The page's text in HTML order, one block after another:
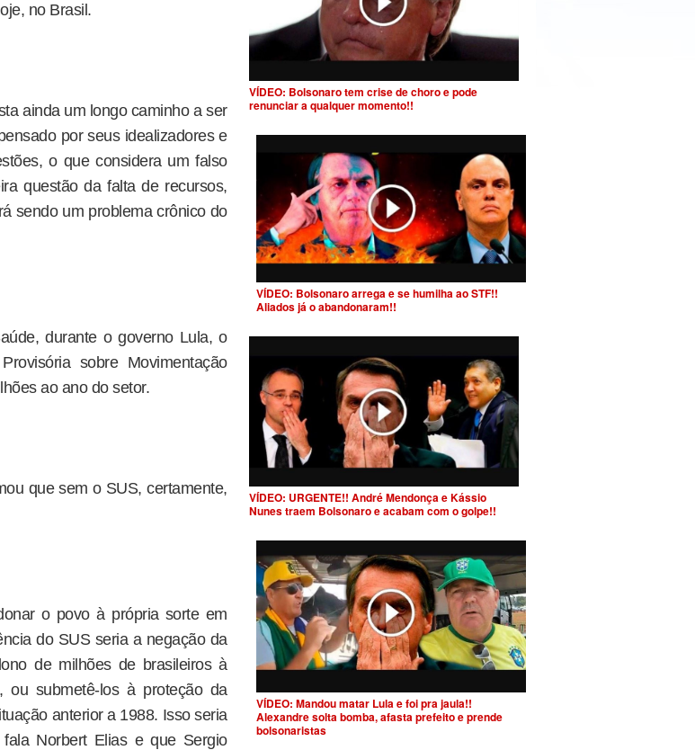
no Brasil.
ainda um longo caminho a ser
por seus idealizadores e
o que considera um falso
questão da falta de recursos,
sendo um problema crônico do
durante o governo Lula, o
sobre Movimentação
ao ano do setor.
que sem o SUS, certamente,
o povo à própria sorte em
do SUS seria a negação da
de milhões de brasileiros à
ou submetê-los à proteção da
anterior a 1988. Isso seria
Norbert Elias e que Sergio
VÍDEO: Bolsonaro tem crise de choro e pode
renunciar a qualquer momento!!
VÍDEO: Bolsonaro arrega e se humilha ao STF!!
Aliados já o abandonaram!!
VÍDEO: URGENTE!! André Mendonça e Kássio
Nunes traem Bolsonaro e acabam com o golpe!!
VÍDEO: Mandou matar Lula e foi pra jaula!!
Alexandre solta bomba, afasta prefeito e prende
bolsonaristas